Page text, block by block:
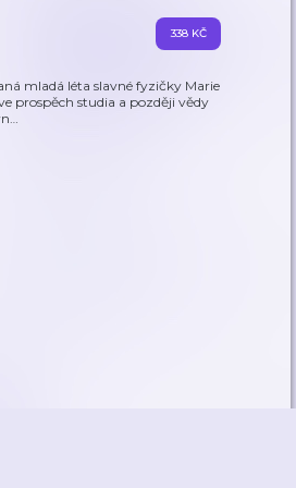
mladá léta slavné fyzičky Marie
prospěch studia a později vědy
…
338 KČ